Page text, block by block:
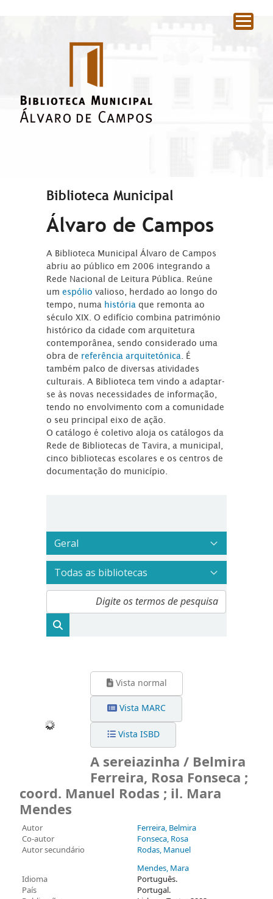
Biblioteca Municipal
Álvaro de Campos
A Biblioteca Municipal Álvaro de Campos
abriu ao público em 2006 integrando a
Rede Nacional de Leitura Pública. Reúne
umespóliovalioso, herdado ao longo do
tempo, numa história que remonta ao
século XIX. O edifício combina património
histórico da cidade com arquitetura
contemporânea, sendo considerado uma
obra de referência arquitetónica . É
também palco de diversas atividades
culturais. A Biblioteca tem vindo a adaptar-
se às novas necessidades de informação,
tendo no envolvimento com a comunidade
o seu principal eixo de ação.
O catálogo é coletivo aloja os catálogos da
Rede de Bibliotecas de Tavira, a municipal,
cinco bibliotecas escolares e os centros de
documentação do município.
Vista normal
Vista MARC
Vista ISBD
A sereiazinha / Belmira
Ferreira, Rosa Fonseca ;
coord. Manuel Rodas ; il. Mara
Mendes
Autor
Ferreira, Belmira
Co-autor
Fonseca, Rosa
Autor secundário
Rodas, Manuel
Mendes, Mara
Idioma
Português.
País
Portugal.